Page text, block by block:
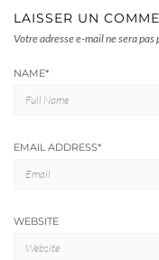
LAISSER UN
Votre adresse e-mail ne sera pas
NAME*
EMAIL ADDRESS*
WEBSITE